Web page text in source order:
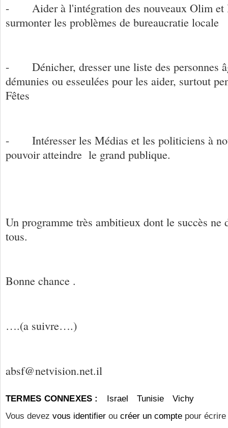
- Aider à l'intégration des nouveaux Olim et
surmonter les problèmes de bureaucratie locale
- Dénicher, dresser une liste des personnes
démunies ou esseulées pour les aider, surtout
Fêtes
- Intéresser les Médias et les politiciens à
pouvoir atteindre le grand publique.
Un programme très ambitieux dont le succès ne
tous.
Bonne chance .
….(a suivre….)
absf@netvision.net.il
TERMES CONNEXES : Israel Tunisie
Vichy
Vous devez vous identifier ou créer un compte pour